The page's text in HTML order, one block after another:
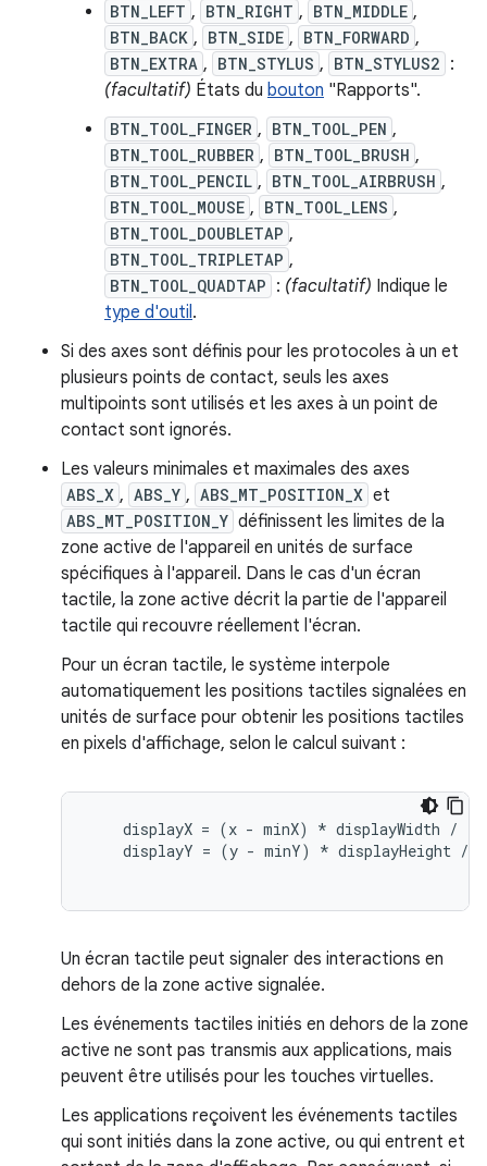
BTN_LEFT , BTN_RIGHT , BTN_MIDDLE ,
BTN_BACK , BTN_SIDE , BTN_FORWARD ,
BTN_EXTRA , BTN_STYLUS , BTN_STYLUS2 :
(facultatif) États du bouton "Rapports".
BTN_TOOL_FINGER , BTN_TOOL_PEN ,
BTN_TOOL_RUBBER , BTN_TOOL_BRUSH ,
BTN_TOOL_PENCIL , BTN_TOOL_AIRBRUSH ,
BTN_TOOL_MOUSE , BTN_TOOL_LENS ,
BTN_TOOL_DOUBLETAP ,
BTN_TOOL_TRIPLETAP ,
BTN_TOOL_QUADTAP : (facultatif) Indique le
type d'outil.
Si des axes sont définis pour les protocoles à un et
plusieurs points de contact, seuls les axes
multipoints sont utilisés et les axes à un point de
contact sont ignorés.
Les valeurs minimales et maximales des axes
ABS_X , ABS_Y , ABS_MT_POSITION_X et
ABS_MT_POSITION_Y définissent les limites de la
zone active de l'appareil en unités de surface
spécifiques à l'appareil. Dans le cas d'un écran
tactile, la zone active décrit la partie de l'appareil
tactile qui recouvre réellement l'écran.
Pour un écran tactile, le système interpole
automatiquement les positions tactiles signalées en
unités de surface pour obtenir les positions tactiles
en pixels d'affichage, selon le calcul suivant :
displayX = (x - minX) * displayWidth /
displayY = (y - minY) * displayHeight /
Un écran tactile peut signaler des interactions en
dehors de la zone active signalée.
Les événements tactiles initiés en dehors de la zone
active ne sont pas transmis aux applications, mais
peuvent être utilisés pour les touches virtuelles.
Les applications reçoivent les événements tactiles
qui sont initiés dans la zone active, ou qui entrent et